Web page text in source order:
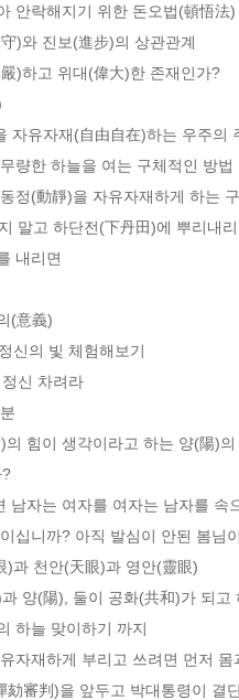
안락해지기 위한 돈오법(頓悟法)
)와 진보(進步)의 상관관계
)하고 위대(偉大)한 존재인가?
자유자재(自由自在)하는 우주
량한 하늘을 여는 구체적인 방
정(動靜)을 자유자재하게 하는
말고 하단전(下丹田)에 뿌리내
내리면
(意義)
신의 빛 체험해보기
신 차려라
분
의 힘이 생각이라고 하는 양(陽)
남자는 여자를 여자는 남자를
십니까? 아직 발심이 안된 봄님
)과 천안(天眼)과 영안(靈眼)
양(陽), 둘이 공화(共和)가 되
하늘 맞이하기 까지
자재하게 부리고 쓰려면 먼저
劾審判)을 앞두고 박대통령이